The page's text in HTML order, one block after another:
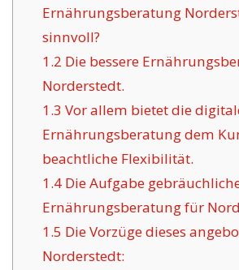
Ernährungsberatung
sinnvoll?
1.2 Die bessere
Norderstedt.
1.3 Vor allem bietet die
Ernährungsberatung dem
beachtliche Flexibilität.
1.4Die Aufgabe
Ernährungsberatung für
1.5 Die Vorzüge dieses
Norderstedt: